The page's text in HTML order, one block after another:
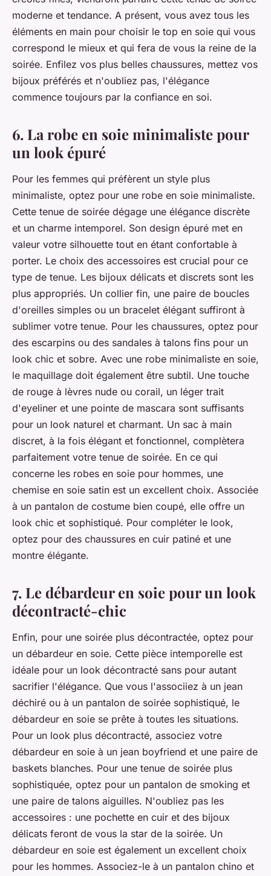
moderne et tendance. A présent, vous avez tous les
éléments en main pour choisir le top en soie qui vous
correspond le mieux et qui fera de vous la reine de la
soirée. Enfilez vos plus belles chaussures, mettez vos
bijoux préférés et n'oubliez pas, l'élégance
commence toujours par la confiance en soi.
6. La robe en soie minimaliste pour
un look épuré
Pour les femmes qui préfèrent un style plus
minimaliste, optez pour une robe en soie minimaliste.
Cette tenue de soirée dégage une élégance discrète
et un charme intemporel. Son design épuré met en
valeur votre silhouette tout en étant confortable à
porter. Le choix des accessoires est crucial pour ce
type de tenue. Les bijoux délicats et discrets sont les
plus appropriés. Un collier fin, une paire de boucles
d'oreilles simples ou un bracelet élégant suffiront à
sublimer votre tenue. Pour les chaussures, optez pour
des escarpins ou des sandales à talons fins pour un
look chic et sobre. Avec une robe minimaliste en soie,
le maquillage doit également être subtil. Une touche
de rouge à lèvres nude ou corail, un léger trait
d'eyeliner et une pointe de mascara sont suffisants
pour un look naturel et charmant. Un sac à main
discret, à la fois élégant et fonctionnel, complètera
parfaitement votre tenue de soirée. En ce qui
concerne les robes en soie pour hommes, une
chemise en soie satin est un excellent choix. Associée
à un pantalon de costume bien coupé, elle offre un
look chic et sophistiqué. Pour compléter le look,
optez pour des chaussures en cuir patiné et une
montre élégante.
7. Le débardeur en soie pour un look
décontracté-chic
Enfin, pour une soirée plus décontractée, optez pour
un débardeur en soie. Cette pièce intemporelle est
idéale pour un look décontracté sans pour autant
sacrifier l'élégance. Que vous l'associiez à un jean
déchiré ou à un pantalon de soirée sophistiqué, le
débardeur en soie se prête à toutes les situations.
Pour un look plus décontracté, associez votre
débardeur en soie à un jean boyfriend et une paire de
baskets blanches. Pour une tenue de soirée plus
sophistiquée, optez pour un pantalon de smoking et
une paire de talons aiguilles. N'oubliez pas les
accessoires : une pochette en cuir et des bijoux
délicats feront de vous la star de la soirée. Un
débardeur en soie est également un excellent choix
pour les hommes. Associez-le à un pantalon chino et